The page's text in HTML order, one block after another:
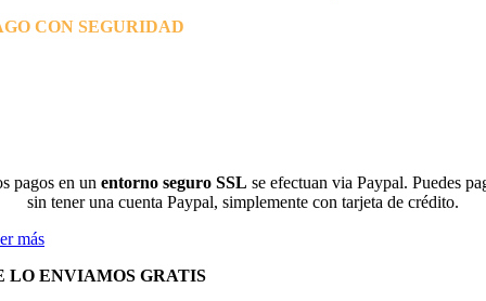
CON SEGURIDAD
pagos en un entorno seguro SSL se efectuan via Paypal. Puedes
sin tener una cuenta Paypal, simplemente con tarjeta de crédito.
más
LO ENVIAMOS GRATIS